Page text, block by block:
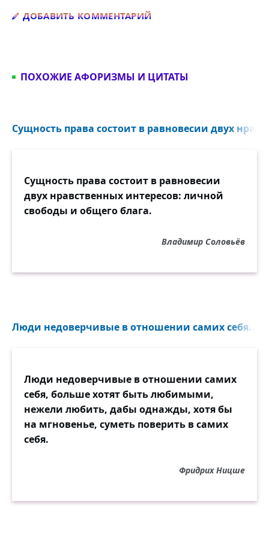
ДОБАВИТЬ КОММЕНТАРИЙ
ПОХОЖИЕ АФОРИЗМЫ И ЦИТАТЫ
Сущность права состоит в равновесии двух
Сущность права состоит в равновесии
двух нравственных интересов: личной
свободы и общего блага.
Владимир Соловьёв
Люди недоверчивые в отношении самих себя...
Люди недоверчивые в отношении самих
себя, больше хотят быть любимыми,
нежели любить, дабы однажды, хотя бы
на мгновенье, суметь поверить в самих
себя.
Фридрих Ницше